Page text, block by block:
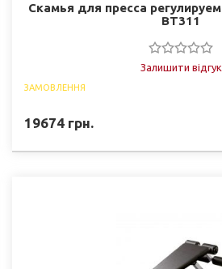
Скамья для пресса
BT311
Залишити відгук
ЗАМОВЛЕННЯ
19674 грн.